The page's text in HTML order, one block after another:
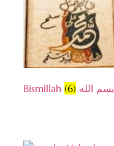
Bismillah بسم الله (6)